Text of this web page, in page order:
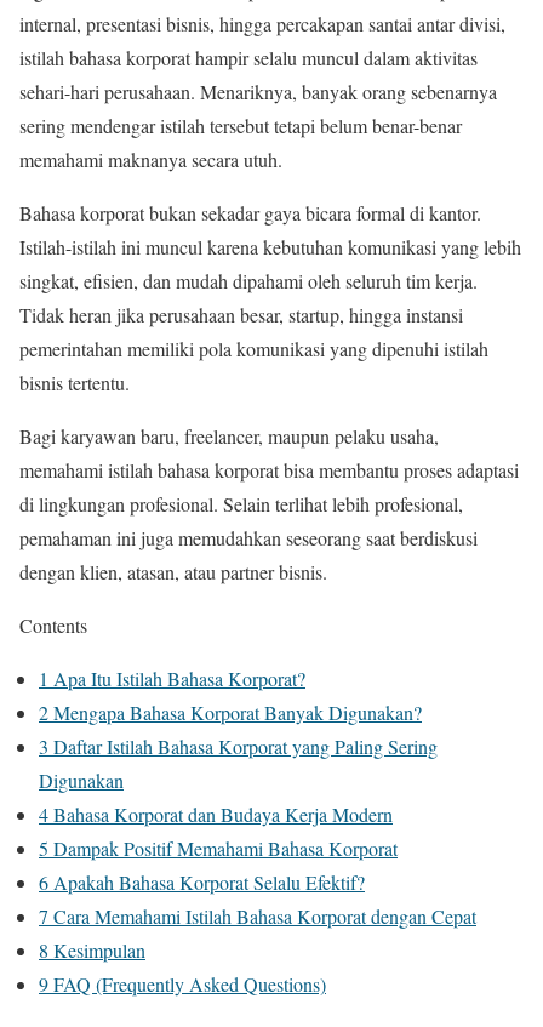
internal, presentasi bisnis, hingga percakapan santai antar divisi,
istilah bahasa korporat hampir selalu muncul dalam aktivitas
sehari-hari perusahaan. Menariknya, banyak orang sebenarnya
sering mendengar istilah tersebut tetapi belum benar-benar
memahami maknanya secara utuh.
Bahasa korporat bukan sekadar gaya bicara formal di kantor.
Istilah-istilah ini muncul karena kebutuhan komunikasi yang lebih
singkat, efisien, dan mudah dipahami oleh seluruh tim kerja.
Tidak heran jika perusahaan besar, startup, hingga instansi
pemerintahan memiliki pola komunikasi yang dipenuhi istilah
bisnis tertentu.
Bagi karyawan baru, freelancer, maupun pelaku usaha,
memahami istilah bahasa korporat bisa membantu proses adaptasi
di lingkungan profesional. Selain terlihat lebih profesional,
pemahaman ini juga memudahkan seseorang saat berdiskusi
dengan klien, atasan, atau partner bisnis.
Contents
1 Apa Itu Istilah Bahasa Korporat?
2Mengapa Bahasa Korporat Banyak Digunakan?
3 Daftar Istilah Bahasa Korporat yang Paling Sering
Digunakan
4Bahasa Korporat dan Budaya Kerja Modern
5 Dampak Positif Memahami Bahasa Korporat
6 Apakah Bahasa Korporat Selalu Efektif?
7 Cara Memahami Istilah Bahasa Korporat dengan Cepat
8 Kesimpulan
9FAQ (Frequently Asked Questions)